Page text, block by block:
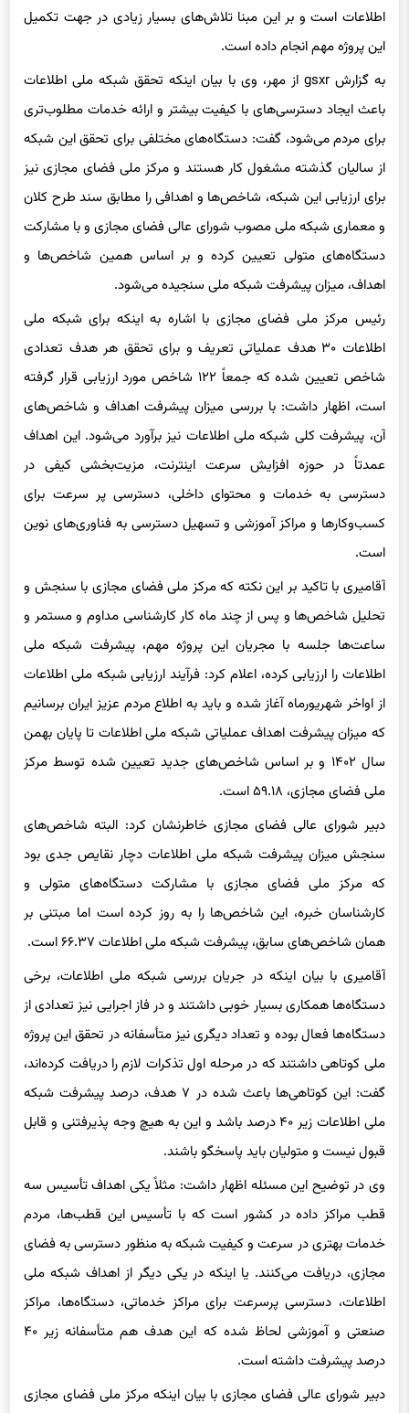
اطلاعات است و بر این مبنا تلاش‌های بسیار زیادی در جهت تکمیل
این پروژه مهم انجام داده است.
به گزارش gsxr از مهر،‌ وی با بیان اینکه تحقق شبکه ملی اطلاعات
باعث ایجاد دسترسی‌های با کیفیت بیشتر و ارائه خدمات مطلوب‌تری
برای مردم می‌شود، گفت: دستگاه‌های مختلفی برای تحقق این شبکه
از سالیان گذشته مشغول کار هستند و مرکز ملی فضای مجازی نیز
برای ارزیابی این شبکه، شاخص‌ها و اهدافی را مطابق سند طرح کلان
و معماری شبکه ملی مصوب شورای عالی فضای مجازی و با مشارکت
دستگاه‌های متولی تعیین کرده و بر اساس همین شاخص‌ها و
اهداف، میزان پیشرفت شبکه ملی سنجیده می‌شود.
رئیس مرکز ملی فضای مجازی با اشاره به اینکه برای شبکه ملی
اطلاعات ۳۰ هدف عملیاتی تعریف و برای تحقق هر هدف تعدادی
شاخص تعیین شده که جمعاً ۱۲۲ شاخص مورد ارزیابی قرار گرفته
است، اظهار داشت: با بررسی میزان پیشرفت اهداف و شاخص‌های
آن، پیشرفت کلی شبکه ملی اطلاعات نیز برآورد می‌شود. این اهداف
عمدتاً در حوزه افزایش سرعت اینترنت، مزیت‌بخشی کیفی در
دسترسی به خدمات و محتوای داخلی، دسترسی پر سرعت برای
کسب‌وکارها و مراکز آموزشی و تسهیل دسترسی به فناوری‌های نوین
است.
آقامیری با تاکید بر این نکته که مرکز ملی فضای مجازی با سنجش و
تحلیل شاخص‌ها و پس از چند ماه کار کارشناسی مداوم و مستمر و
ساعت‌ها جلسه با مجریان این پروژه مهم، پیشرفت شبکه ملی
اطلاعات را ارزیابی کرده، اعلام کرد: فرآیند ارزیابی شبکه ملی اطلاعات
از اواخر شهریورماه آغاز شده و باید به اطلاع مردم عزیز ایران برسانیم
که میزان پیشرفت اهداف عملیاتی شبکه ملی اطلاعات تا پایان بهمن
سال ۱۴۰۲ و بر اساس شاخص‌های جدید تعیین شده توسط مرکز
ملی فضای مجازی، ۵۹.۱۸ است.
دبیر شورای عالی فضای مجازی خاطرنشان کرد: البته شاخص‌های
سنجش میزان پیشرفت شبکه ملی اطلاعات دچار نقایص جدی بود
که مرکز ملی فضای مجازی با مشارکت دستگاه‌های متولی و
کارشناسان خبره، این شاخص‌ها را به روز کرده است اما مبتنی بر
همان شاخص‌های سابق، پیشرفت شبکه ملی اطلاعات ۶۶.۳۷ است.
آقامیری با بیان اینکه در جریان بررسی شبکه ملی اطلاعات، برخی
دستگاه‌ها همکاری بسیار خوبی داشتند و در فاز اجرایی نیز تعدادی از
دستگاه‌ها فعال بوده و تعداد دیگری نیز متأسفانه در تحقق این پروژه
ملی کوتاهی داشتند که در مرحله اول تذکرات لازم را دریافت کرده‌اند،
گفت: این کوتاهی‌ها باعث شده در ۷ هدف، درصد پیشرفت شبکه
ملی اطلاعات زیر ۴۰ درصد باشد و این به هیچ وجه پذیرفتنی و قابل
قبول نیست و متولیان باید پاسخگو باشند.
وی در توضیح این مسئله اظهار داشت: مثلاً یکی اهداف تأسیس سه
قطب مراکز داده در کشور است که با تأسیس این قطب‌ها، مردم
خدمات بهتری در سرعت و کیفیت شبکه به منظور دسترسی به فضای
مجازی، دریافت می‌کنند. یا اینکه در یکی دیگر از اهداف شبکه ملی
اطلاعات، دسترسی پرسرعت برای مراکز خدماتی، دستگاه‌ها، مراکز
صنعتی و آموزشی لحاظ شده که این هدف هم متأسفانه زیر ۴۰
درصد پیشرفت داشته است.
دبیر شورای عالی فضای مجازی با بیان اینکه مرکز ملی فضای مجازی